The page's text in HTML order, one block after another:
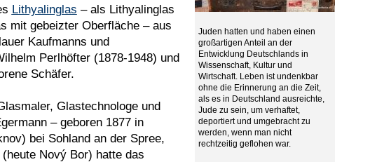
Juden hatten und haben einen
großartigen Anteil an der
Entwicklung Deutschlands in
Wissenschaft, Kultur und
Wirtschaft. Leben ist undenkbar
ohne die Erinnerung an die Zeit,
als es in Deutschland ausreichte,
Jude zu sein, um verhaftet,
deportiert und umgebracht zu
werden, wenn man nicht
rechtzeitig geflohen war.
Lithyalinglas – als Lithyalinglas
mit gebeizter Oberfläche – aus
Kaufmanns und
Perlhöfter (1878-1948) und
Schäfer.
Glastechnologe und
– geboren 1877 in
bei Sohland an der Spree,
Nový Bor) hatte das